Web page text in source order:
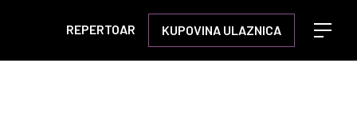
REPERTOAR KUPOVINA ULAZNICA
Open